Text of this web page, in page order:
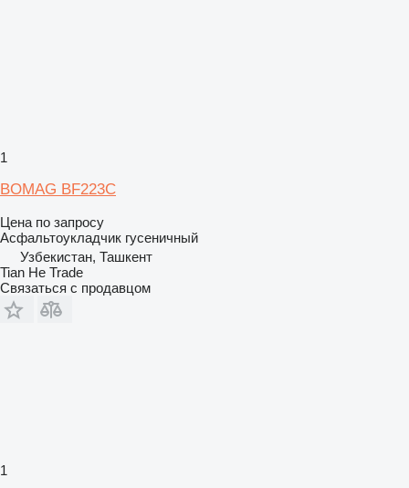
1
BOMAG BF223С
Цена по запросу
Асфальтоукладчик гусеничный
Узбекистан, Ташкент
Tian He Trade
Связаться с продавцом
1